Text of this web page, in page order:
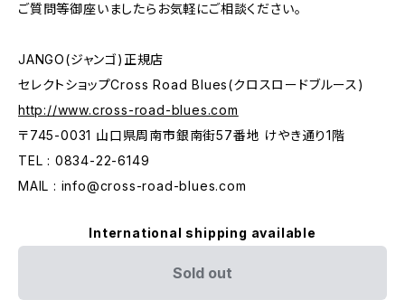
ご質問等御座いましたらお気軽にご相談ください。
JANGO(ジャンゴ)正規店
セレクトショップCross Road Blues(クロスロードブルース)
http://www.cross-road-blues.com
〒745-0031 山口県周南市銀南街57番地 けやき通り1階
TEL : 0834-22-6149
MAIL : info@cross-road-blues.com
International shipping available
Sold out